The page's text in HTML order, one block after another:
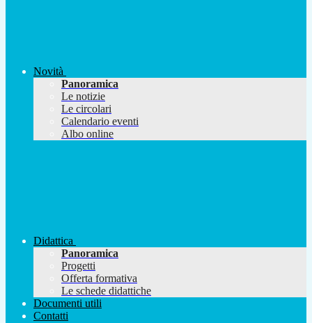
Novità
Panoramica
Le notizie
Le circolari
Calendario eventi
Albo online
Didattica
Panoramica
Progetti
Offerta formativa
Le schede didattiche
Documenti utili
Contatti